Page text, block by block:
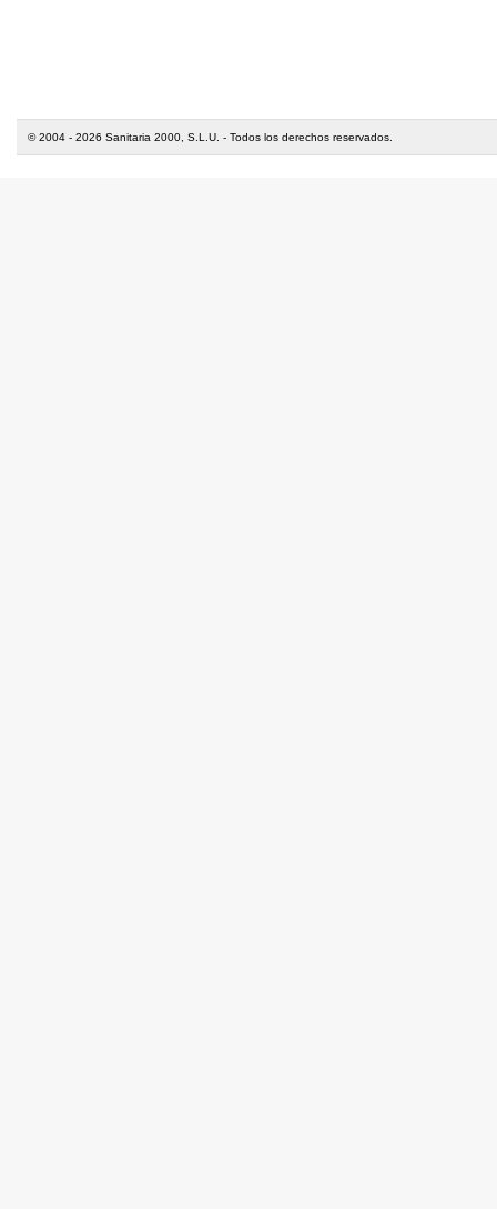
© 2004 - 2026 Sanitaria 2000, S.L.U. - Todos los derechos reservados.